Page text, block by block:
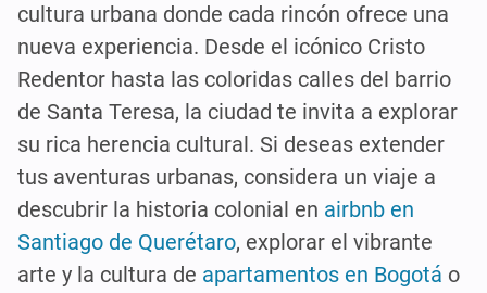
cultura urbana donde cada rincón ofrece una
nueva experiencia. Desde el icónico Cristo
Redentor hasta las coloridas calles del barrio
de Santa Teresa, la ciudad te invita a explorar
su rica herencia cultural. Si deseas extender
tus aventuras urbanas, considera un viaje a
descubrir la historia colonial en airbnb en
Santiago de Querétaro, explorar el vibrante
arte y la cultura de apartamentos en Bogotá o